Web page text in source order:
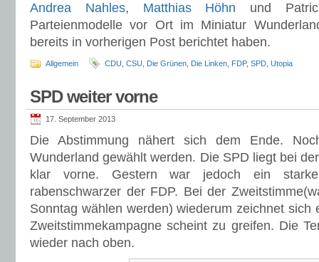
Andrea Nahles, Matthias Höhn und
Parteienmodelle vor Ort im Miniatur
bereits in vorherigen Post berichtet haben.
Allgemein CDU CSU Die Grünen Die Linken FDP, SPD Utopia
SPD weiter vorne
17. September 2013
Die Abstimmung nähert sich dem Ende.
Wunderland gewählt werden. Die SPD liegt bei
klar vorne. Gestern war jedoch ein
rabenschwarzer der FDP. Bei der
Sonntag wählen werden) wiederum zeichnet sich
Zweitstimmekampagne scheint zu greifen. Die
wieder nach oben.